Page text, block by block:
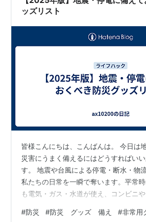
ッズリスト
皆様こんにちは、こんばんは。 今日は
災害にうまく備えるにはどうすればい
す。 地震や台風による停電・断水・物
私たちの日常を一瞬で奪います。平常
も電気・ガス・水道が使え、コンビニ
ンフラが突然使えなくなると、私たちの
#防災 #防災 グッズ 備え #非常用